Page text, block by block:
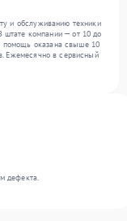
и обслуживанию техники
штате компании — от 10 до
помощь оказана свыше 10
Ежемесячно в сервисный
с широким спектром
благодаря
дефекта.